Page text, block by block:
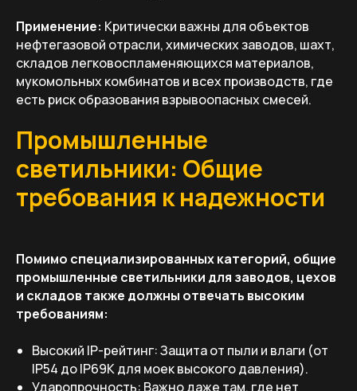
Применение: Критически важны для объектов
нефтегазовой отрасли, химических заводов, шахт,
складов легковоспламеняющихся материалов,
мукомольных комбинатов и всех производств, где
есть риск образования взрывоопасных смесей.
Промышленные
светильники: Общие
требования к надежности
Помимо специализированных категорий, общие
промышленные светильники для заводов, цехов
и складов также должны отвечать высоким
требованиям:
Высокий IP-рейтинг: Защита от пыли и влаги (от
IP54 до IP69K для моек высокого давления).
Ударопрочность: Важно даже там, где нет